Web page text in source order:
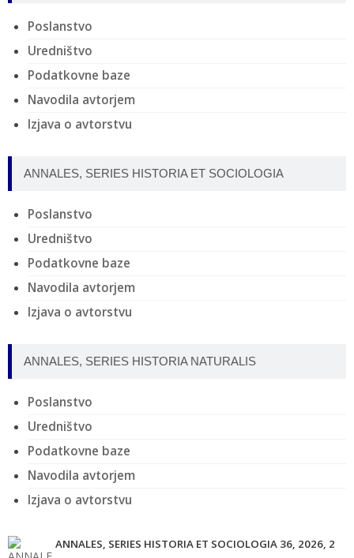
Poslanstvo
Uredništvo
Podatkovne baze
Navodila avtorjem
Izjava o avtorstvu
ANNALES, SERIES HISTORIA ET SOCIOLOGIA
Poslanstvo
Uredništvo
Podatkovne baze
Navodila avtorjem
Izjava o avtorstvu
ANNALES, SERIES HISTORIA NATURALIS
Poslanstvo
Uredništvo
Podatkovne baze
Navodila avtorjem
Izjava o avtorstvu
ANNALES, SERIES HISTORIA ET SOCIOLOGIA 36, 2026, 2